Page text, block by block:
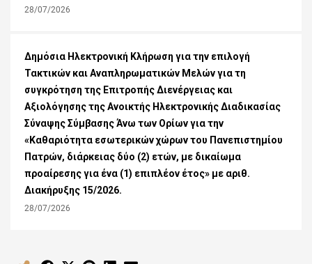
28/07/2026
Δημόσια Ηλεκτρονική Κλήρωση για την επιλογή
Τακτικών και Αναπληρωματικών Μελών για τη
συγκρότηση της Επιτροπής Διενέργειας και
Αξιολόγησης της Ανοικτής Ηλεκτρονικής Διαδικασίας
Σύναψης Σύμβασης Άνω των Ορίων για την
«Καθαριότητα εσωτερικών χώρων του Πανεπιστημίου
Πατρών, διάρκειας δύο (2) ετών, με δικαίωμα
προαίρεσης για ένα (1) επιπλέον έτος» με αριθ.
Διακήρυξης 15/2026.
28/07/2026